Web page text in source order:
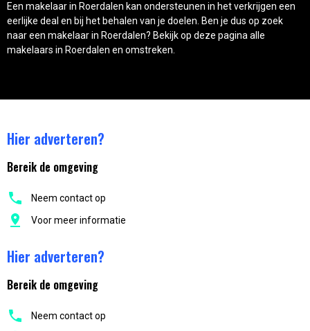
Een makelaar in Roerdalen kan ondersteunen in het verkrijgen een
eerlijke deal en bij het behalen van je doelen. Ben je dus op zoek
naar een makelaar in Roerdalen? Bekijk op deze pagina alle
makelaars in Roerdalen en omstreken.
Hier adverteren?
Bereik de omgeving
Neem contact op
Voor meer informatie
Hier adverteren?
Bereik de omgeving
Neem contact op